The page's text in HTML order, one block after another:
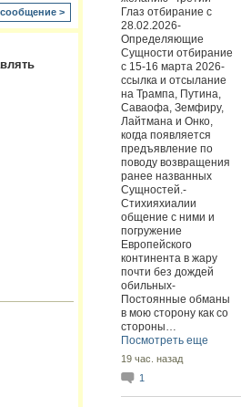
>
Глаз отбирание с
28.02.2026-
Определяющие
Сущности отбирание
с 15-16 марта 2026-
ссылка и отсылание
на Трампа, Путина,
Саваофа, Земфиру,
Лайтмана и Онко,
когда появляется
предъявление по
поводу возвращения
ранее названных
Сущностей.-
Стихияхиалии
общение с ними и
погружение
Европейского
континента в жару
почти без дождей
обильных-
Постоянные обманы
в мою сторону как со
стороны…
Посмотреть еще
19 час. назад
1